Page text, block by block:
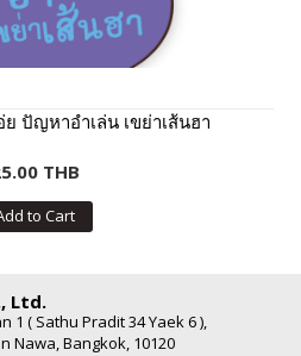
ย ปัญหาอำเล่น เขย่าเส้นฮา
THB
to Cart
Ltd.
1 ( Sathu Pradit 34 Yaek 6 ),
Nawa, Bangkok, 10120